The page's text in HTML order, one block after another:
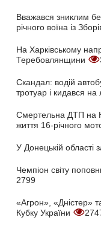
Вважався зниклим
річного воїна із
На Харківському
Теребовлянщини
Скандал: водій
тротуар і кидався
Смертельна ДТП на
життя 16-річного
У Донецькій області
Чемпіон світу
2799
«Агрон», «Дністер»
Кубку України